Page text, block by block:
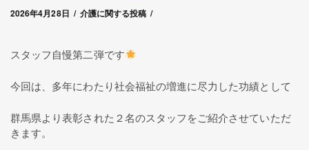
2026年4月28日
2026年4月28日 介護に関する投稿
byグループホームあかぎ
スタッフ自慢第二弾です
今回は、多年にわたり社会福祉の増進に尽力した功績として
群馬県より表彰された２名のスタッフをご紹介させていただ
きます。